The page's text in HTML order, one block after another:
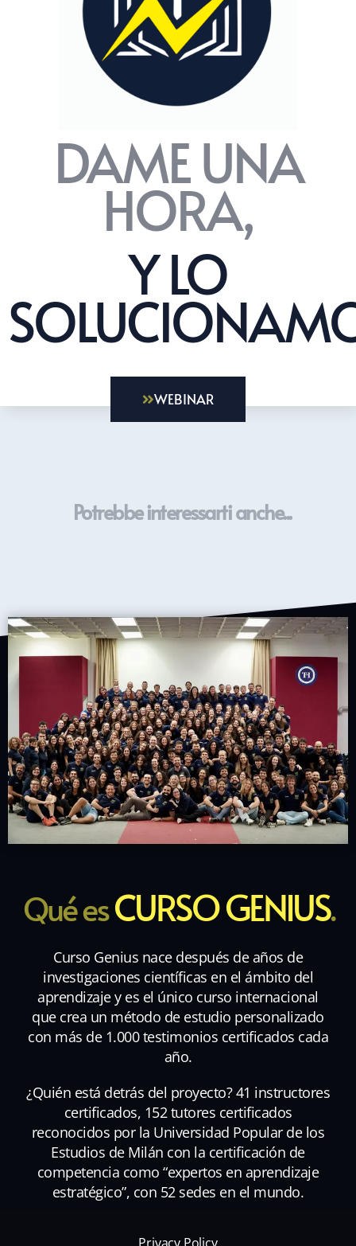
DAME UNA
HORA,
Y LO
WEBINAR
Potrebbe interessarti anche...
Qué esCURSO GENIUS.
Curso Genius nace después de años de
investigaciones científicas en el ámbito del
aprendizaje y es el único curso internacional
que crea un método de estudio personalizado
con más de 1.000 testimonios certificados cada
año.
¿Quién está detrás del proyecto? 41 instructores
certificados, 152 tutores certificados
reconocidos por la Universidad Popular de los
Estudios de Milán con la certificación de
competencia como “expertos en aprendizaje
estratégico”, con 52 sedes en el mundo.